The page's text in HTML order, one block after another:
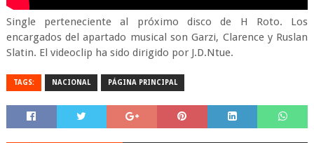
Single perteneciente al próximo disco de H Roto. Los
encargados del apartado musical son Garzi, Clarence y Ruslan
Slatin. El videoclip ha sido dirigido por J.D.Ntue.
TAGS: NACIONAL PÁGINA PRINCIPAL